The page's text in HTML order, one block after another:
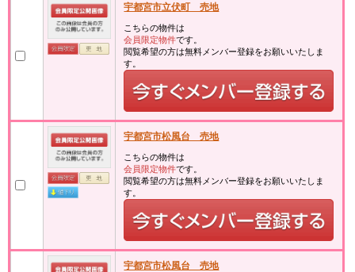
宇都宮市立伏町 売地
こちらの物件は
会員限定物件です。
閲覧希望の方は無料メンバー登録をお願いいたしま
す。
宇都宮市松風台 売地
こちらの物件は
会員限定物件です。
閲覧希望の方は無料メンバー登録をお願いいたしま
す。
宇都宮市松風台 売地